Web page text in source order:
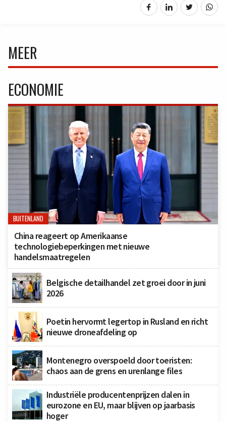
MEER
ECONOMIE
BUITENLAND
China reageert op Amerikaanse
technologiebeperkingen met nieuwe
handelsmaatregelen
Belgische detailhandel zet groei door in juni
2026
Poetin hervormt legertop in Rusland en richt
nieuwe droneafdeling op
Montenegro overspoeld door toeristen:
chaos aan de grens en urenlange files
Industriële producentenprijzen dalen in
eurozone en EU, maar blijven op jaarbasis
hoger